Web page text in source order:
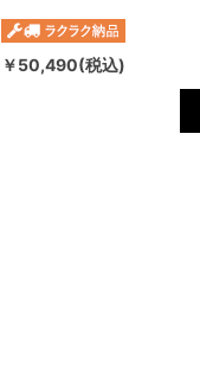
￥50,490(税込)